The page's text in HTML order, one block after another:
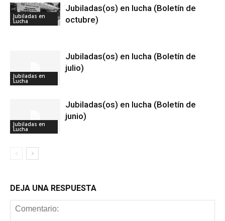
Jubiladas en
Lucha
Jubiladas(os) en lucha (Boletín de
octubre)
Jubiladas en
Lucha
Jubiladas(os) en lucha (Boletín de
julio)
Jubiladas en
Lucha
Jubiladas(os) en lucha (Boletín de
junio)
DEJA UNA RESPUESTA